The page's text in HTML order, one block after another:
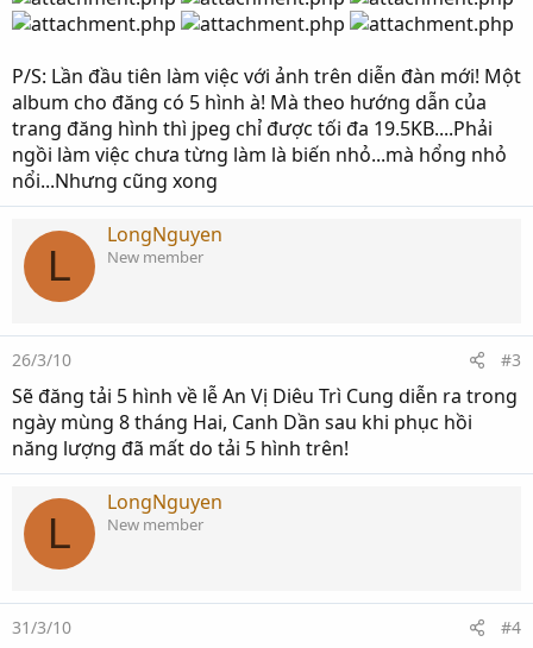
P/S: Lần đầu tiên làm việc với ảnh trên diễn đàn mới! Một
album cho đăng có 5 hình à! Mà theo hướng dẫn của
trang đăng hình thì jpeg chỉ được tối đa 19.5KB....Phải
ngồi làm việc chưa từng làm là biến nhỏ...mà hổng nhỏ
nổi...Nhưng cũng xong
L
LongNguyen
New member
26/3/10 #3
Sẽ đăng tải 5 hình về lễ An Vị Diêu Trì Cung diễn ra trong
ngày mùng 8 tháng Hai, Canh Dần sau khi phục hồi
năng lượng đã mất do tải 5 hình trên!
L
LongNguyen
New member
31/3/10 #4